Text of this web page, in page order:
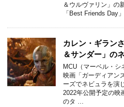
＆ウルヴァリン」の
「Best Friends Day
カレン・ギラン
＆サンダー」の
MCU（マーベル・
映画「ガーディアン
ーズでネビュラを演
2022年公開予定の映
のタ …